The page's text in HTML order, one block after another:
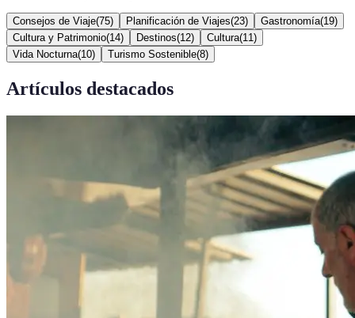
Consejos de Viaje(75) Planificación de Viajes(23) Gastronomía(19)
Cultura y Patrimonio(14) Destinos(12) Cultura(11 )
Vida Nocturna(10) Turismo Sostenible(8)
Artículos destacados